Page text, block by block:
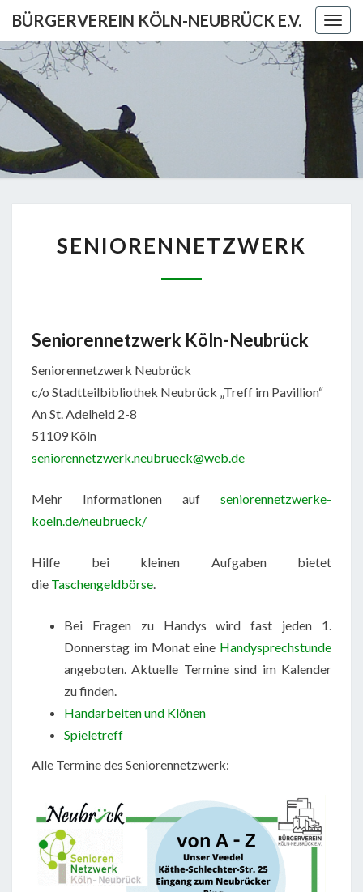
content
BÜRGERVEREIN KÖLN-NEUBRÜCK E.V.
SENIORENNETZWERK
Seniorennetzwerk Köln-Neubrück
Seniorennetzwerk Neubrück
c/o Stadtteilbibliothek Neubrück „Treff im Pavillion“
An St. Adelheid 2-8
51109 Köln
seniorennetzwerk.neubrueck@web.de
Mehr Informationen auf seniorennetzwerke-
koeln.de/neubrueck/
Hilfe bei kleinen Aufgaben bietet
die Taschengeldbörse.
Bei Fragen zu Handys wird fast jeden 1.
Donnerstag im Monat eine Handysprechstunde
angeboten. Aktuelle Termine sind im Kalender
zu finden.
Handarbeiten und Klönen
Spieletreff
Alle Termine des Seniorennetzwerk: